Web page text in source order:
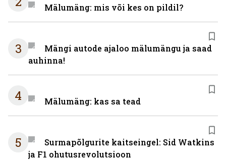
Mälumäng: mis või kes on pildil?
3
Mängi autode ajaloo mälumängu ja saad
auhinna!
4 Mälumäng: kas sa tead
5
Surmapõlgurite kaitseingel: Sid Watkins
ja F1 ohutusrevolutsioon